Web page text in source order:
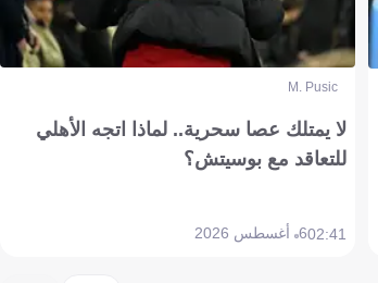
M. Pusic
لا يمتلك عصا سحرية.. لماذا اتجه الأهلي
للتعاقد مع بوسيتش؟
02:416 أغسطس 2026